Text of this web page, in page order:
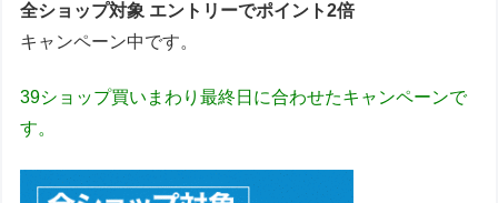
全ショップ対象 エントリーでポイント2倍
キャンペーン中です。
39ショップ買いまわり最終日に合わせたキャンペーンで
す。